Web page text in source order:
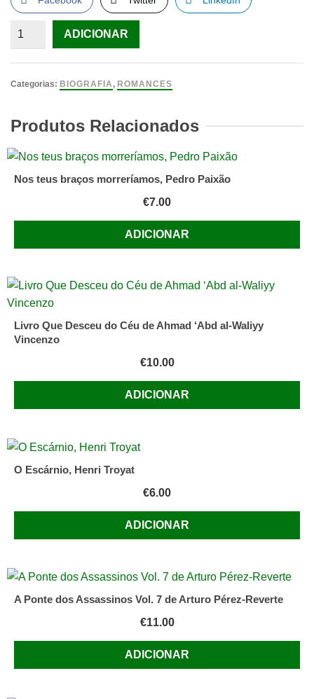
Quantidade
Tem
Tempo
Autobiografia
Ana
Magalhães
ADICIONAR
Categorias: BIOGRAFIA , ROMANCES
Produtos Relacionados
Nos teus braços morreríamos, Pedro Paixão
€7.00
ADICIONAR
Livro Que Desceu do Céu de Ahmad ‘Abd al-Waliyy
Vincenzo
€10.00
ADICIONAR
O Escárnio, Henri Troyat
€6.00
ADICIONAR
A Ponte dos Assassinos Vol. 7 de Arturo Pérez-Reverte
€11.00
ADICIONAR